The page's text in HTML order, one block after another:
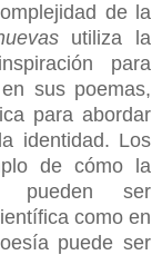
de la
utiliza la
para
sus poemas,
para abordar
identidad. Los
de cómo la
pueden ser
como en
puede ser